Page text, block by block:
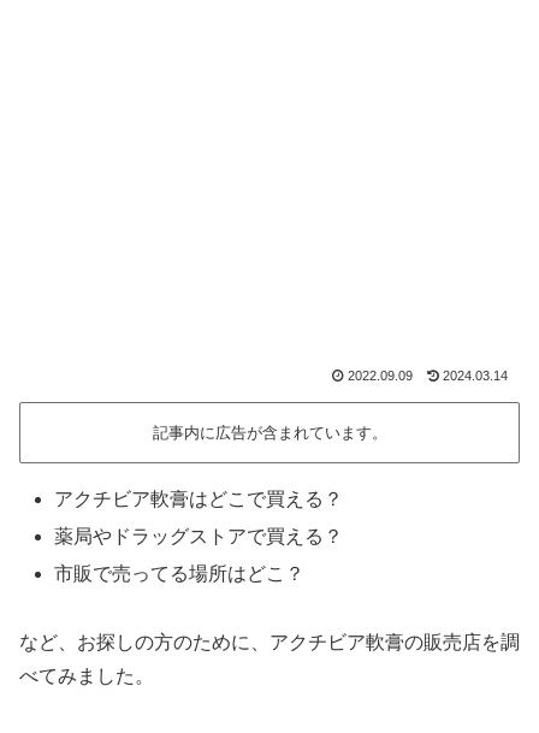
2022.09.09 2024.03.14
記事内に広告が含まれています。
アクチビア軟膏はどこで買える？
薬局やドラッグストアで買える？
市販で売ってる場所はどこ？
など、お探しの方のために、アクチビア軟膏の販売店を調
べてみました。